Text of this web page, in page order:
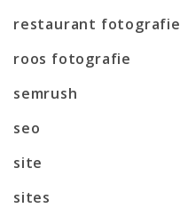
restaurant fotografie
roos fotografie
semrush
seo
site
sites